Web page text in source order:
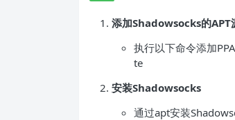
添加Shadowsocks的APT
执行以下命令添加
te
安装Shadowsocks
通过apt安装